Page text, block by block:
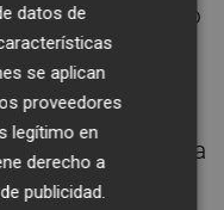
victoria número
como el
el Mundial.
el miedo a una
presión en
datos de
se aplican
proveedores
legítimo en
derecho a
publicidad.